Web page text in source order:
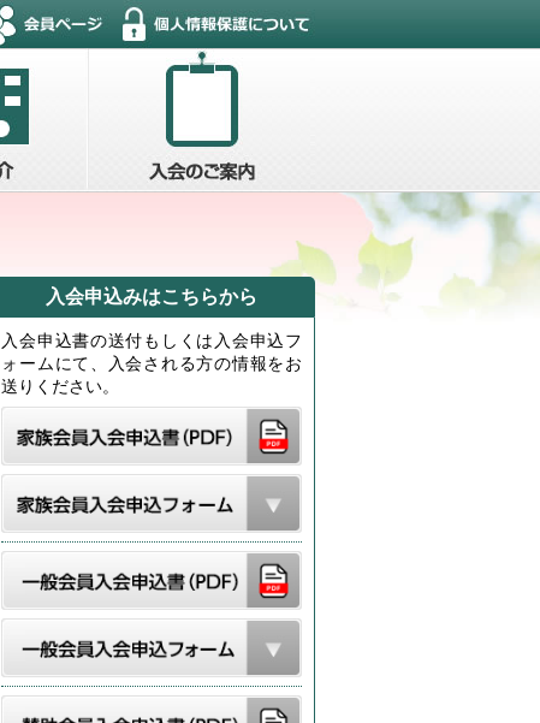
入会申込みはこちらから
入会申込書の送付もしくは入会申込フ
ォームにて、入会される方の情報をお
送りください。